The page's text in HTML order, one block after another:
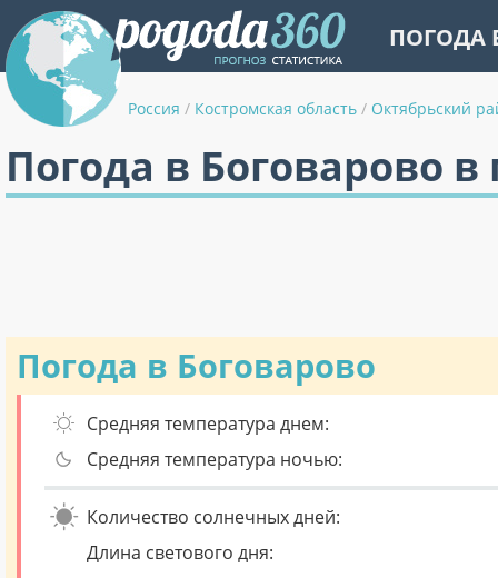
ПОГОДА
Россия / Костромская область / Октябрьский
Погода в Боговарово в
Погода в Боговарово
Средняя температура днем:
Средняя температура ночью:
Количество солнечных дней:
Длина светового дня: